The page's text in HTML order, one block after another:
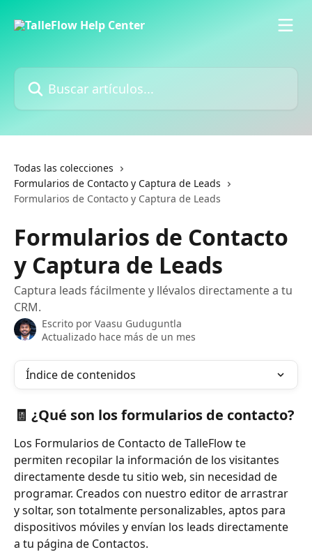
Buscar artículos...
Todas las colecciones
Formularios de Contacto y Captura de Leads
Formularios de Contacto y Captura de Leads
Formularios de Contacto
y Captura de Leads
Captura leads fácilmente y llévalos directamente a tu
CRM.
Escrito por Vaasu Guduguntla
Actualizado hace más de un mes
Índice de contenidos
🧾 ¿Qué son los formularios de contacto?
Los Formularios de Contacto de TalleFlow te
permiten recopilar la información de los visitantes
directamente desde tu sitio web, sin necesidad de
programar. Creados con nuestro editor de arrastrar
y soltar, son totalmente personalizables, aptos para
dispositivos móviles y envían los leads directamente
a tu página de Contactos.